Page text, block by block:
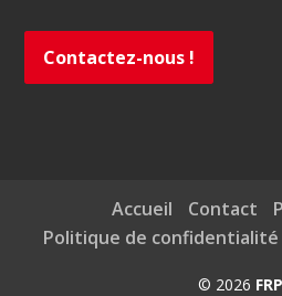
:
Contactez-nous !
Accueil Contact
Politique de confidentialité
© 2026